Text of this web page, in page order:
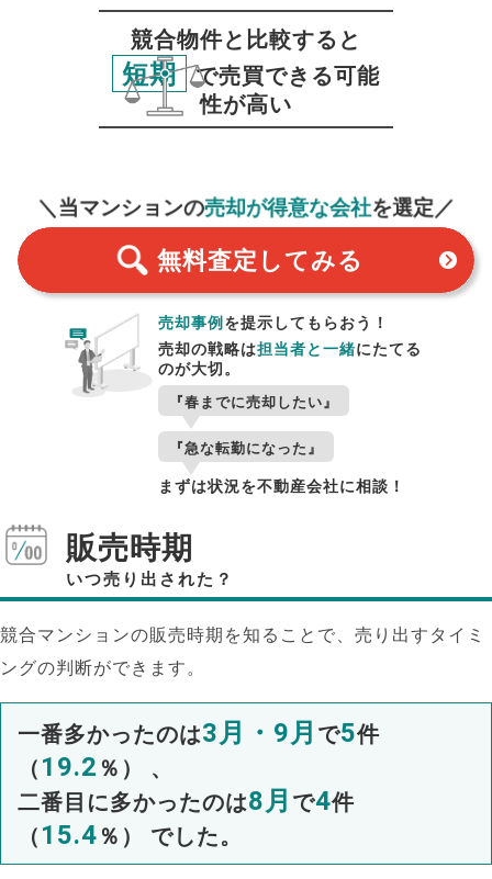
競合物件と比較すると
短期
で売買できる可能
性が高い
＼当マンションの売却が得意な会社を選定／
無料査定 してみる
売却事例を提示してもらおう！
売却の戦略は担当者と一緒にたてる
のが大切。
『春までに売却したい』
『急な転勤になった』
まずは状況を不動産会社に相談！
販売時期
いつ売り出された？
競合マンションの販売時期を知ることで、売り出すタイミ
ングの判断ができます。
一番多かったのは3月・9月 で5件
（ 19.2 ％） 、
二番目に多かったのは8月 で4件
（ 15.4 ％） でした。